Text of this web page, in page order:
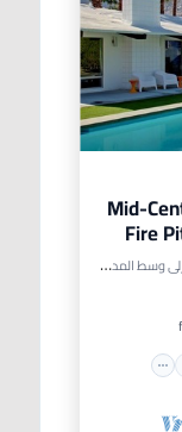
Mid-
Fire